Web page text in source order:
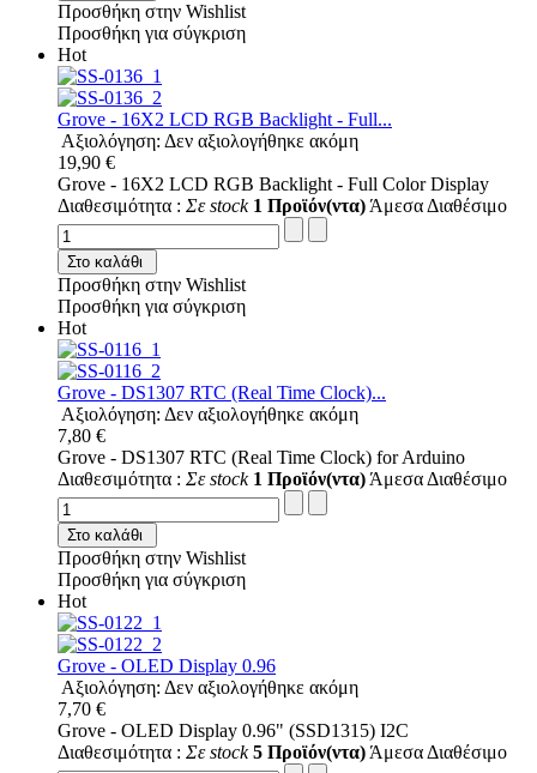
Προσθήκη στην Wishlist
Προσθήκη για σύγκριση
Hot
Grove - 16X2 LCD RGB Backlight - Full...
Αξιολόγηση: Δεν αξιολογήθηκε ακόμη
19,90 €
Grove - 16X2 LCD RGB Backlight - Full Color Display
Διαθεσιμότητα : Σε stock 1 Προϊόν(ντα) Άμεσα Διαθέσιμο
Στο καλάθι
Προσθήκη στην Wishlist
Προσθήκη για σύγκριση
Hot
Grove - DS1307 RTC (Real Time Clock)...
Αξιολόγηση: Δεν αξιολογήθηκε ακόμη
7,80 €
Grove - DS1307 RTC (Real Time Clock) for Arduino
Διαθεσιμότητα : Σε stock 1 Προϊόν(ντα) Άμεσα Διαθέσιμο
Στο καλάθι
Προσθήκη στην Wishlist
Προσθήκη για σύγκριση
Hot
Grove - OLED Display 0.96
Αξιολόγηση: Δεν αξιολογήθηκε ακόμη
7,70 €
Grove - OLED Display 0.96" (SSD1315) I2C
Διαθεσιμότητα : Σε stock 5 Προϊόν(ντα) Άμεσα Διαθέσιμο